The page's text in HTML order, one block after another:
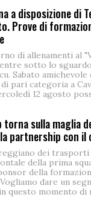
a disposizione di
Prove di
di allenamenti al
sotto lo
Sabato
pari categoria a
12 agosto
torna sulla maglia
partnership con il
dei
della prima
della
dare un
questo momento di